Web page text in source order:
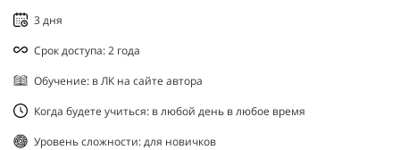
3 дня
Срок доступа: 2 года
Обучение: в ЛК на сайте автора
Когда будете учиться: в любой день в любое время
Уровень сложности: для новичков